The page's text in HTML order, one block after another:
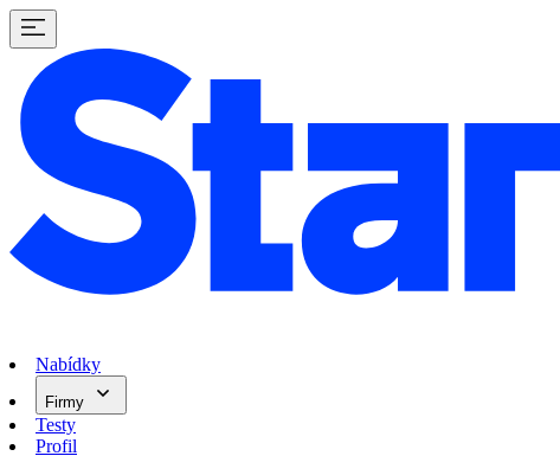
Nabídky
Firmy
Testy
Profil